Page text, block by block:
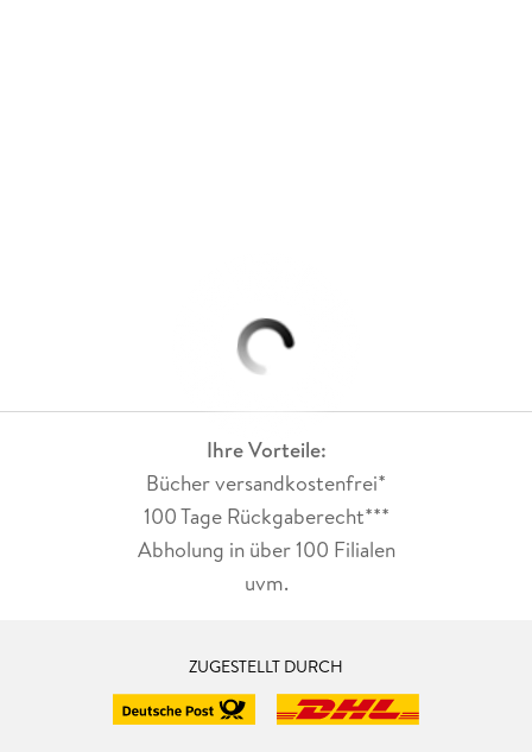
Ihre Vorteile:
Bücher versandkostenfrei*
100 Tage Rückgaberecht***
Abholung in über 100 Filialen
uvm.
ZUGESTELLT DURCH